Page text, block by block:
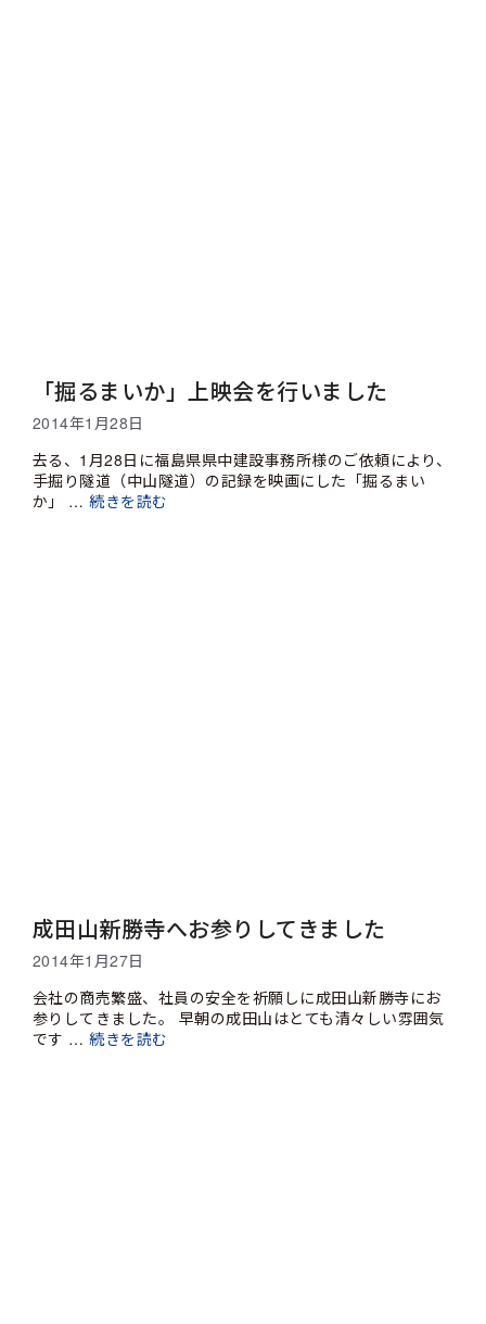
「掘るまいか」上映会を行いました
2014年1月28日
去る、1月28日に福島県県中建設事務所様のご依頼により、
手掘り隧道（中山隧道）の記録を映画にした「掘るまい
か」 …続きを読む
成田山新勝寺へお参りしてきました
2014年1月27日
会社の商売繁盛、社員の安全を祈願しに成田山新勝寺にお
参りしてきました。 早朝の成田山はとても清々しい雰囲気
です …続きを読む